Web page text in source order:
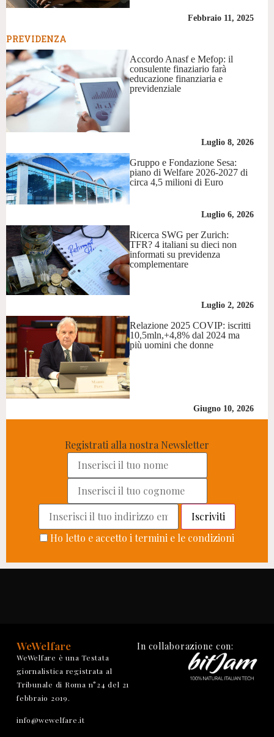
Febbraio 11, 2025
PREVIDENZA
Accordo Anasf e Mefop: il
consulente finaziario farà
educazione finanziaria e
previdenziale
Luglio 8, 2026
Gruppo e Fondazione Sesa:
piano di Welfare 2026-2027 di
circa 4,5 milioni di Euro
Luglio 6, 2026
Ricerca SWG per Zurich:
TFR? 4 italiani su dieci non
informati su previdenza
complementare
Luglio 2, 2026
Relazione 2025 COVIP: iscritti
10,5mln,+4,8% dal 2024 ma
più uomini che donne
Giugno 10, 2026
Registrati alla nostra Newsletter
Ho letto e accetto i termini e le condizioni
WeWelfare
WeWelfare è una Testata
giornalistica registrata al
Tribunale di Roma n°24 del 21
febbraio 2019.
info@wewelfare.it
In collaborazione con: